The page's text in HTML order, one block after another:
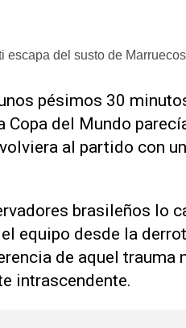
escapa del susto de
pésimos 30
Copa del Mundo
al ‌partido con
brasileños lo
equipo desde la
de aquel
intrascendente.